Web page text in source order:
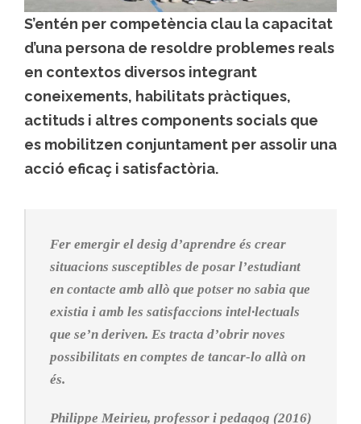
S’entén per competència clau la capacitat
d’una persona de resoldre problemes reals
en contextos diversos integrant
coneixements, habilitats pràctiques,
actituds i altres components socials que
es mobilitzen conjuntament per assolir una
acció eficaç i satisfactòria.
Fer emergir el desig d’aprendre és crear
situacions susceptibles de posar l’estudiant
en contacte amb allò que potser no sabia que
existia i amb les satisfaccions intel·lectuals
que se’n deriven. Es tracta d’obrir noves
possibilitats en comptes de tancar-lo allà on
és.
Philippe Meirieu, professor i pedagog (2016)